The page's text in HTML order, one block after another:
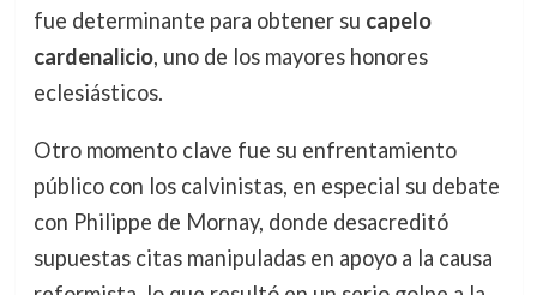
fue determinante para obtener su capelo
cardenalicio, uno de los mayores honores
eclesiásticos.
Otro momento clave fue su enfrentamiento
público con los calvinistas, en especial su debate
con Philippe de Mornay, donde desacreditó
supuestas citas manipuladas en apoyo a la causa